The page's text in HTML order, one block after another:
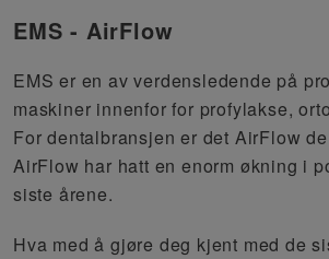
EMS - AirFlow
EMS er en avverdensledende på
maskiner innenfor for profylakse,
For dentalbransjen er det AirFlow
AirFlow har hatt en enorm økning i
siste årene.
Hva med å gjøre deg kjent med de